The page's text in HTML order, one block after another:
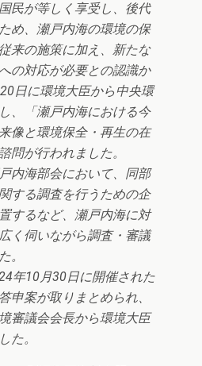
民が等しく享受し、後代
め、瀬戸内海の環境の保
来の施策に加え、新たな
の対応が必要との認識か
日に環境大臣から中央環
、「瀬戸内海における今
像と環境保全・再生の在
問が行われました。
内海部会において、同部
する調査を行うための企
するなど、瀬戸内海に対
く伺いながら調査・審議
。
年10月30日に開催された
申案が取りまとめられ、
審議会会長から環境大臣
た。